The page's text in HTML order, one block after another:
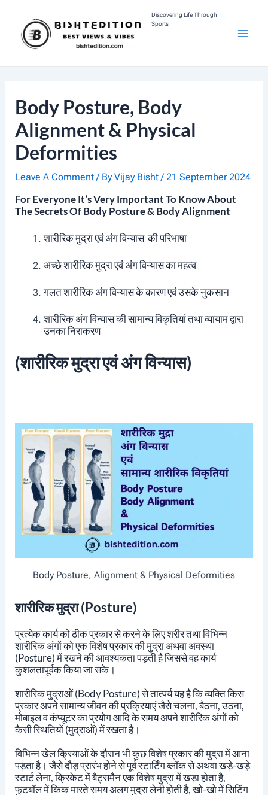
Content
Discovering Life Through
Sports
E
Body Posture, Body
Alignment & Physical
Deformities
Leave A Comment / ByVijay Bisht/21 September 2024
For Everyone It’s Very Important To Know About
The Secrets Of Body Posture & Body Alignment
शारीरिक मुद्रा एवं अंग विन्यास की परिभाषा
अच्छे शारीरिक मुद्रा एवं अंग विन्यास का महत्व
गलत शारीरिक अंग विन्यास के कारण एवं उसके नुकसान
शारीरिक अंग विन्यास की सामान्य विकृतियां तथा व्यायाम द्वारा
उनका निराकरण
(शारीरिक मुद्रा एवं अंग विन्यास)
Body Posture, Alignment & Physical Deformities
शारीरिक मुद्रा (Posture)
प्रत्येक कार्य को ठीक प्रकार से करने के लिए शरीर तथा विभिन्न
शारीरिक अंगों को एक विशेष प्रकार की मुद्रा अथवा अवस्था
(posture) में रखने की आवश्यकता पड़ती है जिससे वह कार्य
कुशलतापूर्वक किया जा सके।
शारीरिक मुद्राओं (Body Posture) से तात्पर्य यह है कि व्यक्ति किस
प्रकार अपने सामान्य जीवन की प्रक्रियाएं जैसे चलना, बैठना, उठना,
मोबाइल व कंप्यूटर का प्रयोग आदि के समय अपने शारीरिक अंगों को
कैसी स्थितियों (मुद्राओं) में रखता है।
विभिन्न खेल क्रियाओं के दौरान भी कुछ विशेष प्रकार की मुद्रा में आना
पड़ता है। जैसे दौड़ प्रारंभ होने से पूर्व स्टार्टिंग ब्लॉक से अथवा खड़े-खड़े
स्टार्ट लेना, क्रिकेट में बैट्समैन एक विशेष मुद्रा में खड़ा होता है,
फुटबॉल में किक मारते समय अलग मुद्रा लेनी होती है, खो-खो में सिटिंग